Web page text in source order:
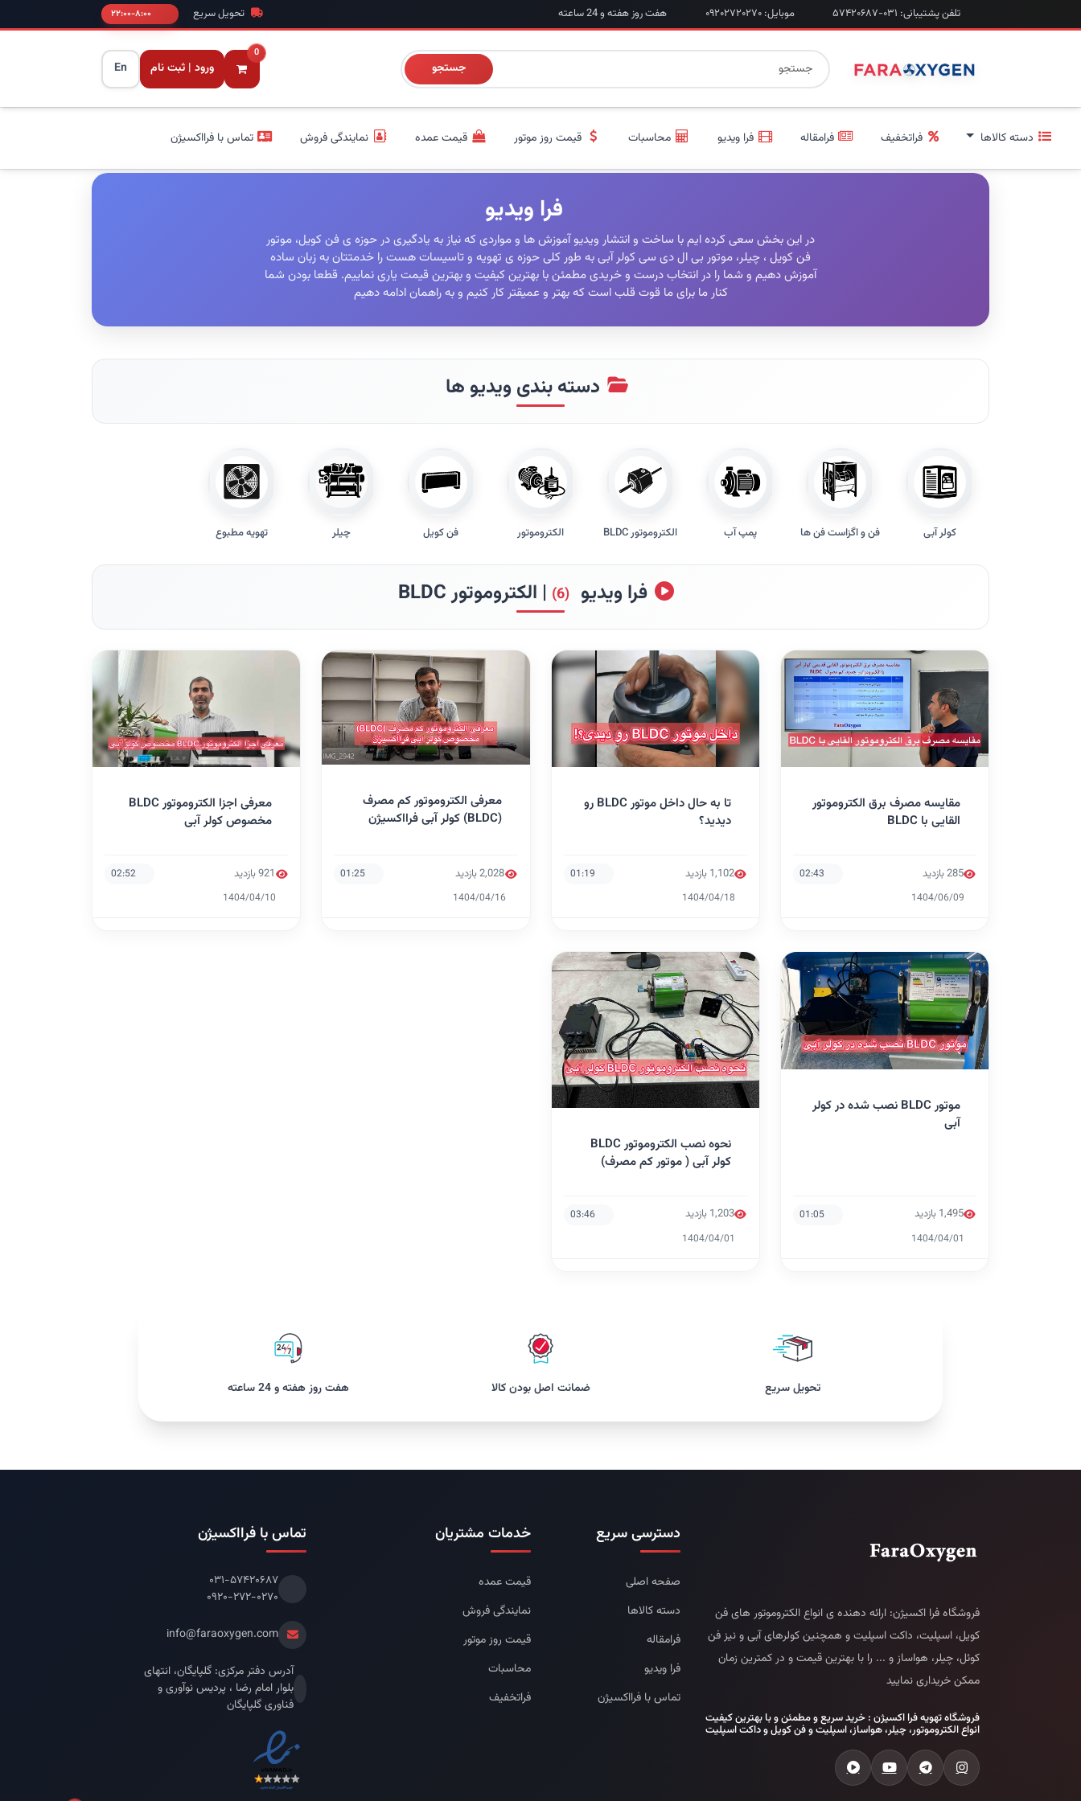
تلفن پشتیبانی: ۰۳۱-۵۷۴۲۰۶۸۷ موبایل: ۰۹۲۰۲۷۲۰۲۷۰ هفت روز هفته و 24 ساعته تحویل سریع
جستجو
0
ورود | ثبت نام En
دسته کالاها فراتخفیف فرامقاله فرا ویدیو محاسبات قیمت روز موتور قیمت عمده نمایندگی فروش تماس با فرااکسیژن
فرا ویدیو
در این بخش سعی کرده ایم با ساخت و انتشار ویدیو آموزش ها و مواردی که نیاز به یادگیری در حوزه ی فن کویل، موتور
فن کویل ، چیلر، موتور بی ال دی سی کولر آبی به طور کلی حوزه ی تهویه و تاسیسات هست را خدمتتان به زبان ساده
آموزش دهیم و شما را در انتخاب درست و خریدی مطمئن با بهترین کیفیت و بهترین قیمت یاری نماییم. قطعا بودن شما
کنار ما برای ما قوت قلب است که بهتر و عمیقتر کار کنیم و به راهمان ادامه دهیم
دسته بندی ویدیو ها
کولر آبی فن و اگزاست فن ها پمپ آب الکتروموتور BLDC الکتروموتور فن کویل چیلر تهویه مطبوع
فرا ویدیو (6) | الکتروموتور BLDC
مقایسه مصرف برق الکتروموتور
القایی با BLDC
285 بازدید
02:43
1404/06/09
تا به حال داخل موتور BLDC رو
دیدید؟
1,102 بازدید
01:19
1404/04/18
معرفی الکتروموتور کم مصرف
(BLDC) کولر آبی فرااکسیژن
2,028 بازدید
01:25
1404/04/16
معرفی اجزا الکتروموتور BLDC
مخصوص کولر آبی
921 بازدید
02:52
1404/04/10
موتور BLDC نصب شده در کولر
آبی
1,495 بازدید
01:05
1404/04/01
نحوه نصب الکتروموتور BLDC
کولر آبی ( موتور کم مصرف)
1,203 بازدید
03:46
1404/04/01
تحویل سریع ضمانت اصل بودن کالا هفت روز هفته و 24 ساعته
فروشگاه فرا اکسیژن: ارائه دهنده ی انواع الکتروموتور های فن
کویل، اسپلیت، داکت اسپلیت و همچنین کولرهای آبی و نیز فن
کوئل، چیلر، هواساز و ... را با بهترین قیمت و در کمترین زمان
ممکن خریداری نمایید
فروشگاه تهویه فرا اکسیژن : خرید سریع و مطمئن و با بهترین کیفیت
انواع الکتروموتور، چیلر، هواساز، اسپلیت و فن کویل و داکت اسپلیت
دسترسی سریع
صفحه اصلی
دسته کالاها
فرامقاله
فرا ویدیو
تماس با فرااکسیژن
خدمات مشتریان
قیمت عمده
نمایندگی فروش
قیمت روز موتور
محاسبات
فراتخفیف
تماس با فرااکسیژن
۰۳۱-۵۷۴۲۰۶۸۷
۰۹۲۰-۲۷۲-۰۲۷۰
info@faraoxygen.com
آدرس دفتر مرکزی: گلپایگان، انتهای
بلوار امام رضا ، پردیس نوآوری و
فناوری گلپایگان